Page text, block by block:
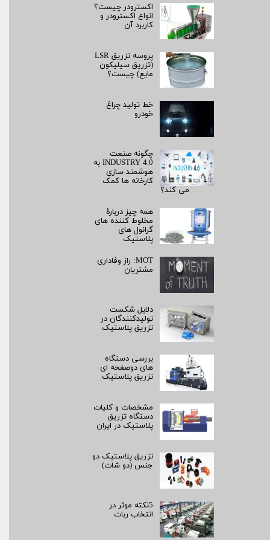
اکسترودر چیست؟
انواع اکسترودر و
کاربرد آن
پروسه تزریق LSR
(تزریق سیلیکون
مایع) چیست؟
خط تولید چراغ
خودرو
چگونه صنعت
INDUSTRY 4.0 به
هوشمند سازی
کارخانه ها کمک
می کند؟
همه چیز دربارۀ
مخلوط کننده های
گرانول های
پلاستیک
MOT: راز وفاداری
مشتریان
دلایل شکست
تولیدکنندگان در
تزریق پلاستیک
بررسی دستگاه
های دوصفحه ای
تزریق پلاستیک
مشخصات و کلیات
دستگاه تزریق
پلاستیک در ایران
تزریق پلاستیک دو
جنس (دو شات)
5نکته موثر در
انتخاب ربات